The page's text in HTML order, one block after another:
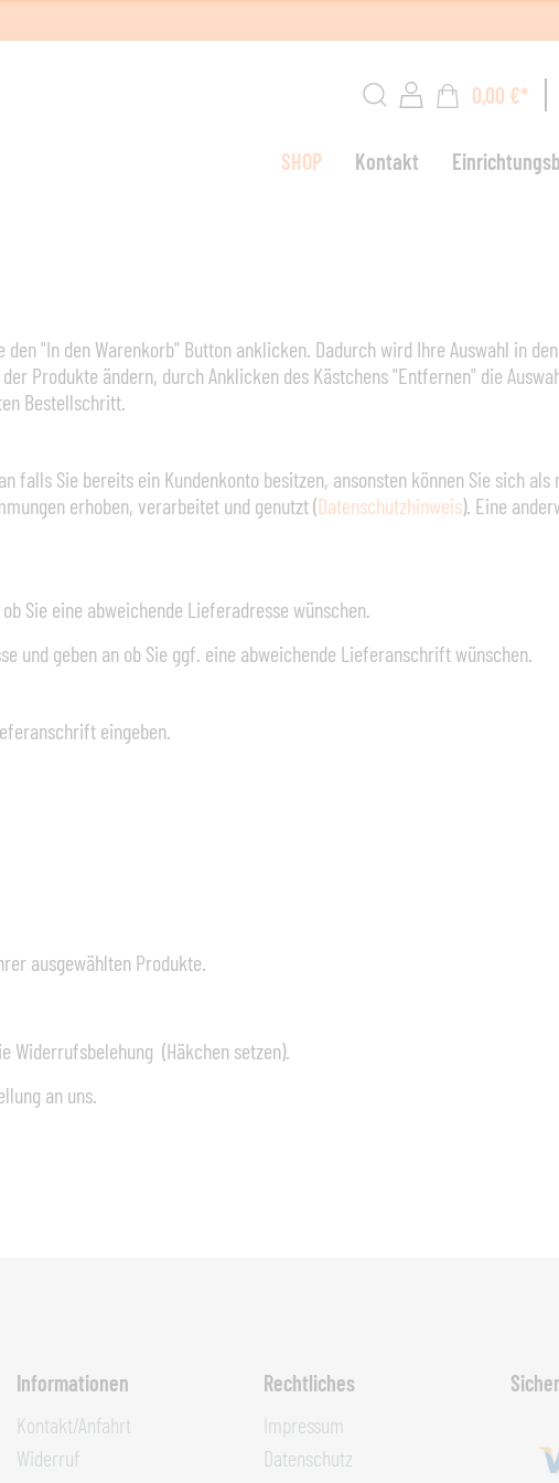
0,00 €*
SHOP Kontakt
Schlafen
"In den Warenkorb" Button anklicken. Dadurch wird Ihre Auswahl in
Produkte ändern, durch Anklicken des Kästchens "Entfernen" die
Bestellschritt.
falls Sie bereits ein Kundenkonto besitzen, ansonsten können Sie sich
erhoben, verarbeitet und genutzt (Datenschutzhinweis). Eine
Sie eine abweichende Lieferadresse wünschen.
und geben an ob Sie ggf. eine abweichende Lieferanschrift wünschen.
eingeben.
ausgewählten Produkte.
Widerrufsbelehung (Häkchen setzen).
an uns.
Informationen
Kontakt/Anfahrt
Widerruf
Rechtliches
Impressum
Datenschutz